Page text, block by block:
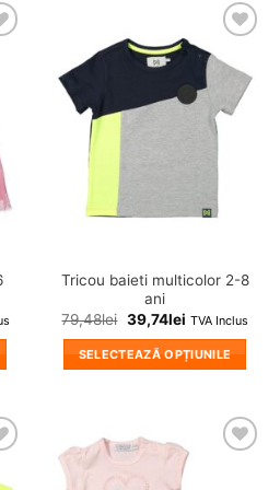
Adauga
wishlist!
Tricou baieti multicolor 2-8
ani
79,48lei 39,74lei TVA Inclus
SELECTEAZĂ OPȚIUNILE
mai
multe